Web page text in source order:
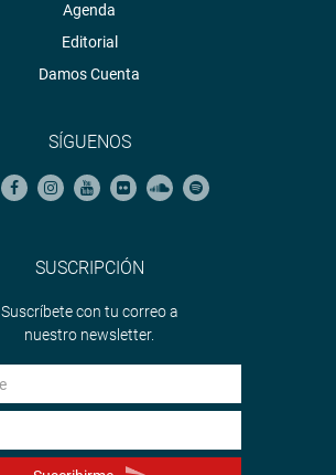
Agenda
Editorial
Damos Cuenta
SÍGUENOS
SUSCRIPCIÓN
Suscríbete con tu correo a
nuestro newsletter.